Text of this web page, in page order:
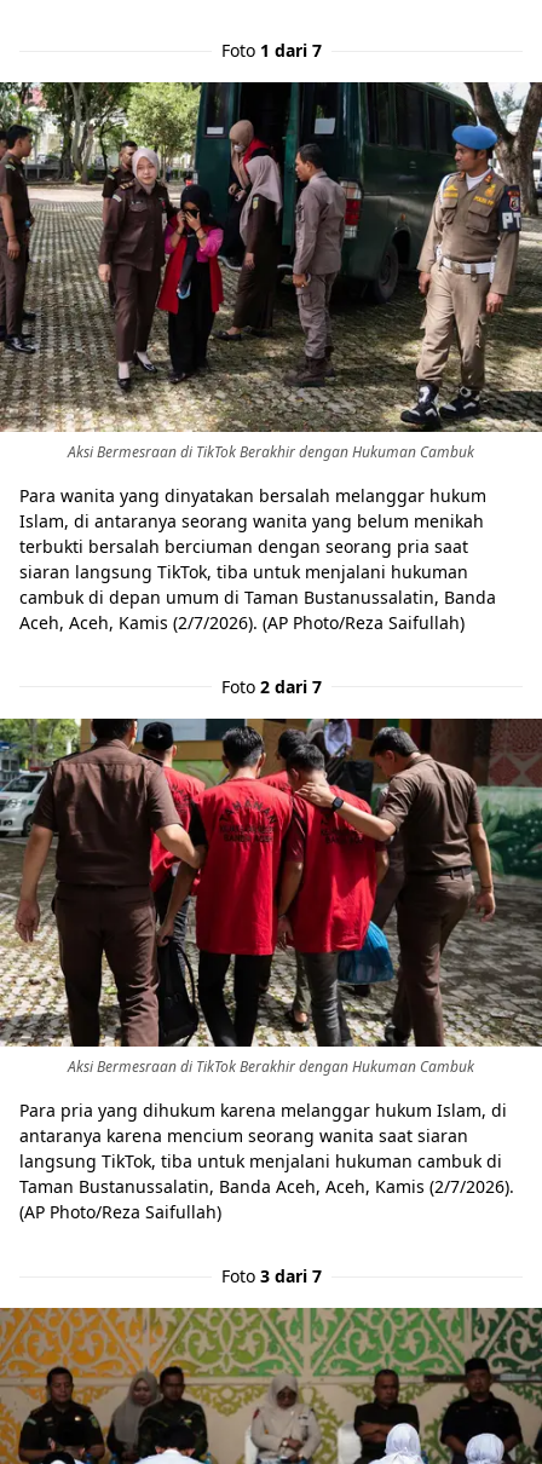
Foto 1 dari 7
Aksi Bermesraan di TikTok Berakhir dengan Hukuman Cambuk
Para wanita yang dinyatakan bersalah melanggar hukum
Islam, di antaranya seorang wanita yang belum menikah
terbukti bersalah berciuman dengan seorang pria saat
siaran langsung TikTok, tiba untuk menjalani hukuman
cambuk di depan umum di Taman Bustanussalatin, Banda
Aceh, Aceh, Kamis (2/7/2026). (AP Photo/Reza Saifullah)
Foto 2 dari 7
Aksi Bermesraan di TikTok Berakhir dengan Hukuman Cambuk
Para pria yang dihukum karena melanggar hukum Islam, di
antaranya karena mencium seorang wanita saat siaran
langsung TikTok, tiba untuk menjalani hukuman cambuk di
Taman Bustanussalatin, Banda Aceh, Aceh, Kamis (2/7/2026).
(AP Photo/Reza Saifullah)
Foto 3 dari 7